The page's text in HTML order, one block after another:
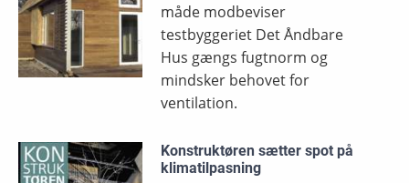
måde modbeviser
testbyggeriet Det Åndbare
Hus gængs fugtnorm og
mindsker behovet for
ventilation.
Konstruktøren sætter spot på
klimatilpasning